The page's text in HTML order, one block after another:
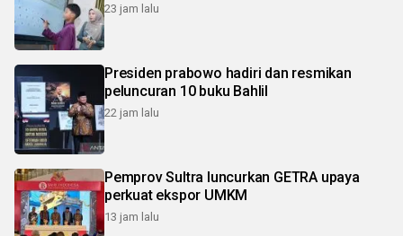
23 jam lalu
Presiden prabowo hadiri dan resmikan
peluncuran 10 buku Bahlil
22 jam lalu
Pemprov Sultra luncurkan GETRA upaya
perkuat ekspor UMKM
13 jam lalu